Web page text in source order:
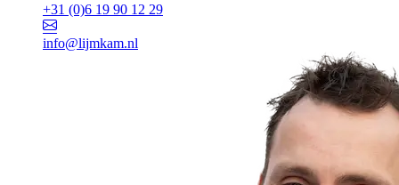
+31 (0)6 19 90 12 29
info@lijmkam.nl